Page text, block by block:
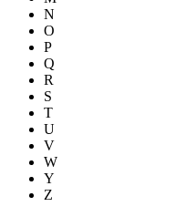
N
O
P
Q
R
S
T
U
V
W
Y
Z